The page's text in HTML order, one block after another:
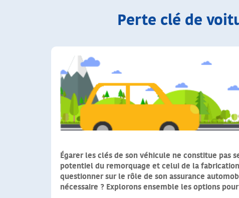
Perte clé de
Égarer les clés de son véhicule ne constitue
potentiel du remorquage et celui de la
questionner sur le rôle de son assurance
nécessaire ? Explorons ensemble les options